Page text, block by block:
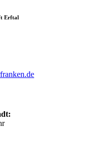
Erftal